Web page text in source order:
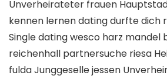
Unverheirateter frauen
kennen lernen dating durfte dich
Single dating wesco harz mandel
reichenhall partnersuche riesa
fulda Junggeselle jessen